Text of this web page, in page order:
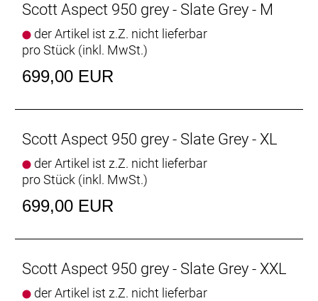
Scott Aspect 950 grey - Slate Grey - M
der Artikel ist z.Z. nicht lieferbar
pro Stück (inkl. MwSt.)
699,00 EUR
Scott Aspect 950 grey - Slate Grey - XL
der Artikel ist z.Z. nicht lieferbar
pro Stück (inkl. MwSt.)
699,00 EUR
Scott Aspect 950 grey - Slate Grey - XXL
der Artikel ist z.Z. nicht lieferbar